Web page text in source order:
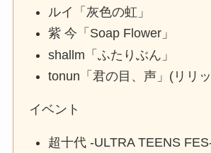
ルイ「灰色の虹」
紫 今「Soap Flower」
shallm「ふたりぶん」
tonun「君の目、声」(リリ
イベント
超十代 -ULTRA TEENS